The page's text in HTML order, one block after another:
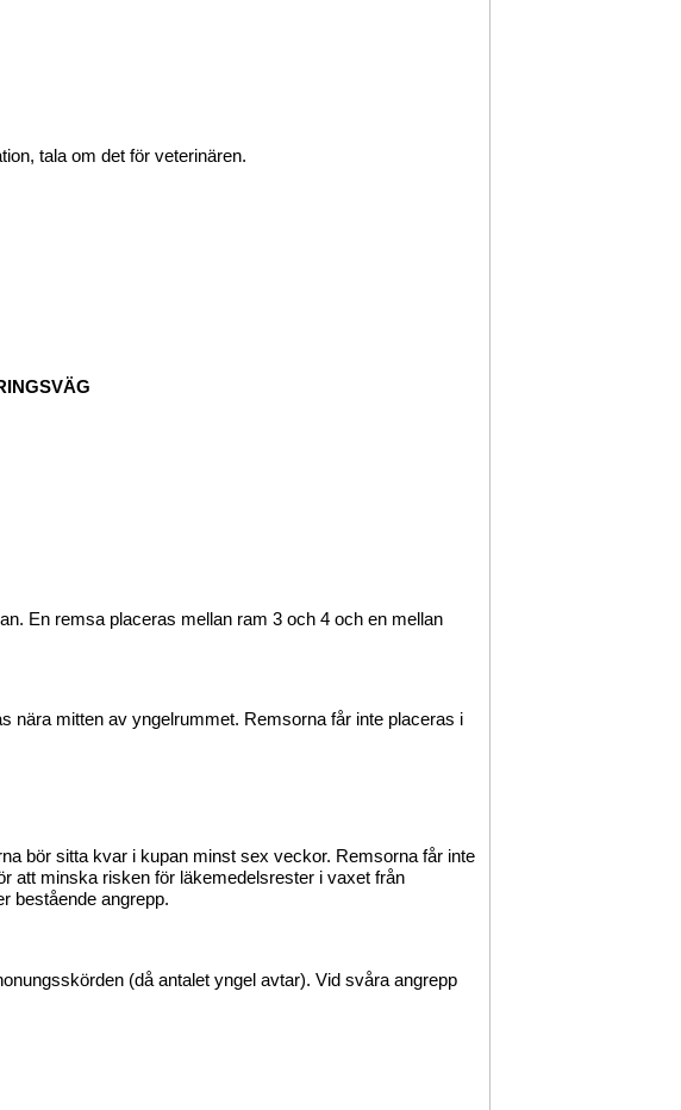
tala om det för veterinären.
En remsa placeras mellan ram 3 och 4 och en mellan
nära mitten av yngelrummet. Remsorna får inte placeras i
bör sitta kvar i kupan minst sex veckor. Remsorna får inte
att minska risken för läkemedelsrester i vaxet från
bestående angrepp.
(då antalet yngel avtar). Vid svåra angrepp